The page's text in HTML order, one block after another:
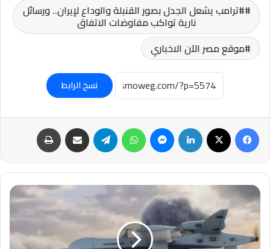
#ترامب يشعل الجدل بصور القنبلة والوداع لإيران.. ورسائل
نارية تواكب مفاوضات الاتفاق
موقع مصر الآن الاخباري
نسخ الرابط
فيسبوك لينكدإن ماسنجر واتساب تيلقرام مشاركة عبر البريد
عاجل-
مسيّرات
تضرب
الدعم
السريع